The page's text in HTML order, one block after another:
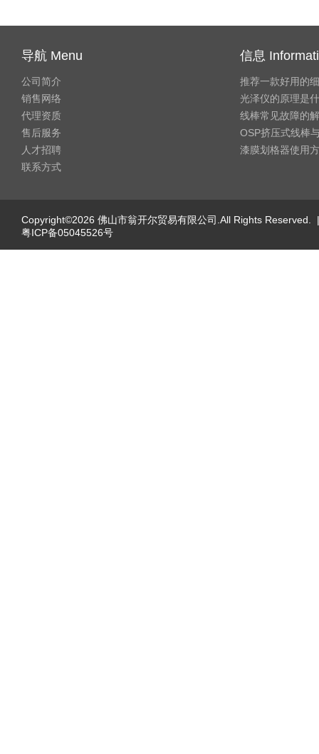
导航 Menu
公司简介
销售网络
代理资质
售后服务
人才招聘
联系方式
信息
推荐一款好用的
光泽仪的原理是
线棒常见故障的
OSP挤压式线棒
漆膜划格器使用
Copyright©2026 佛山市翁开尔贸易有限公司.All Rights Reserved. |
粤ICP备05045526号